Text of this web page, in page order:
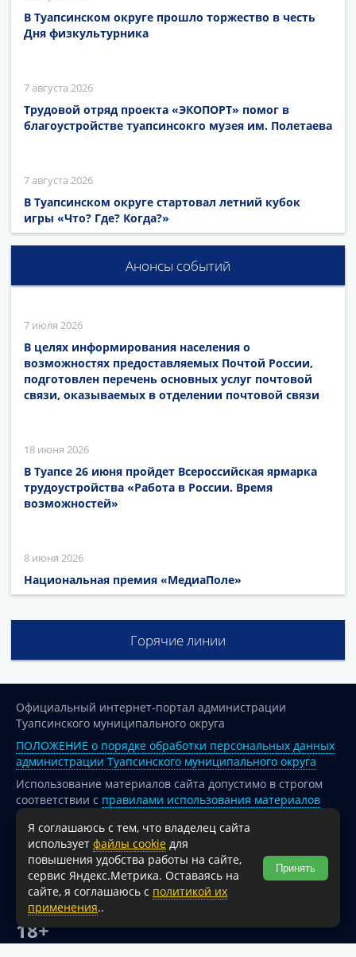
В Туапсинском округе прошло торжество в честь
Дня физкультурника
7 августа 2026
Трудовой отряд проекта «ЭКОПОРТ» помог в
благоустройстве туапсинсокго музея им. Полетаева
7 августа 2026
В Туапсинском округе стартовал летний кубок
игры «Что? Где? Когда?»
Анонсы событий
7 июля 2026
В целях информирования населения о
возможностях предоставляемых Почтой России,
подготовлен перечень основных услуг почтовой
связи, оказываемых в отделении почтовой связи
18 июня 2026
В Туапсе 26 июня пройдет Всероссийская ярмарка
трудоустройства «Работа в России. Время
возможностей»
8 июня 2026
Национальная премия «МедиаПоле»
Горячие линии
Официальный интернет-портал администрации
Туапсинского муниципального округа
ПОЛОЖЕНИЕ о порядке обработки персональных данных
администрации Туапсинского муниципального округа
Использование материалов сайта допустимо в строгом
соответствии с правилами использования материалов
опубликованных на сайте
При перепечатке и использовании информации ссылка
на источник обязательна.
Для сайтов и страниц сети Интернет обязательна
активная гиперссылка на официальный интернет-портал
администрации Туапсинского муниципального округа.
18+
Я соглашаюсь с тем, что владелец сайта
использует файлы cookie для
повышения удобства работы на сайте,
сервис Яндекс.Метрика. Оставаясь на
сайте, я соглашаюсь с политикой их
применения..
Принять